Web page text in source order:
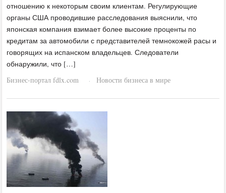
отношению к некоторым своим клиентам. Регулирующие
органы США проводившие расследования выяснили, что
японская компания взимает более высокие проценты по
кредитам за автомобили с представителей темнокожей расы и
говорящих на испанском владельцев. Следователи
обнаружили, что […]
Бизнес-портал fdlx.com
· Новости бизнеса в мире